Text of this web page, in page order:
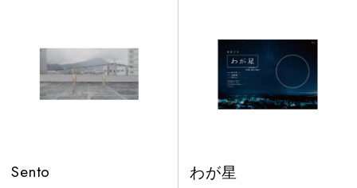
『“distant voices ‒ carry on』”～
青山借景』に取り組みます。スパ
イラルの屋内外、一般に
同制作作品。2018年から交流を深
めてきた２劇団に、本年初めて白
神氏が加わり、ラオスでの５
Sento わが星